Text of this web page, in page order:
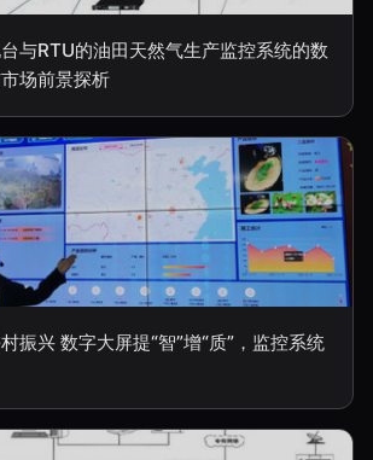
与RTU的油田天然气生产监控系统的数
场前景探析
振兴 数字大屏提“智”增“质”，监控系统